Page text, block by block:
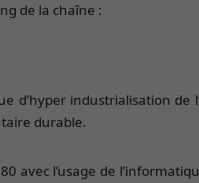
de la chaîne :
industrialisation de
durable.
avec l’usage de